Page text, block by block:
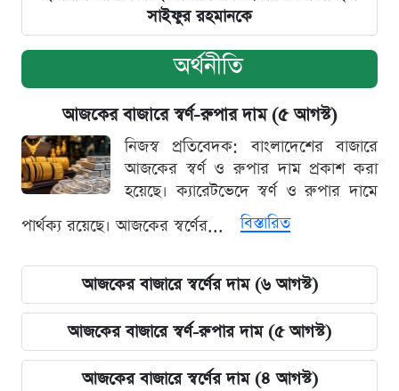
সাইফুর রহমানকে
অর্থনীতি
আজকের বাজারে স্বর্ণ-রুপার দাম (৫ আগস্ট)
নিজস্ব প্রতিবেদক: বাংলাদেশের বাজারে
আজকের স্বর্ণ ও রুপার দাম প্রকাশ করা
হয়েছে। ক্যারেটভেদে স্বর্ণ ও রুপার দামে
পার্থক্য রয়েছে। আজকের স্বর্ণের...
বিস্তারিত
আজকের বাজারে স্বর্ণের দাম (৬ আগস্ট)
আজকের বাজারে স্বর্ণ-রুপার দাম (৫ আগস্ট)
আজকের বাজারে স্বর্ণের দাম (৪ আগস্ট)